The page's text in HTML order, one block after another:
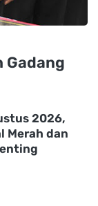
Gadang
2026,
Merah dan